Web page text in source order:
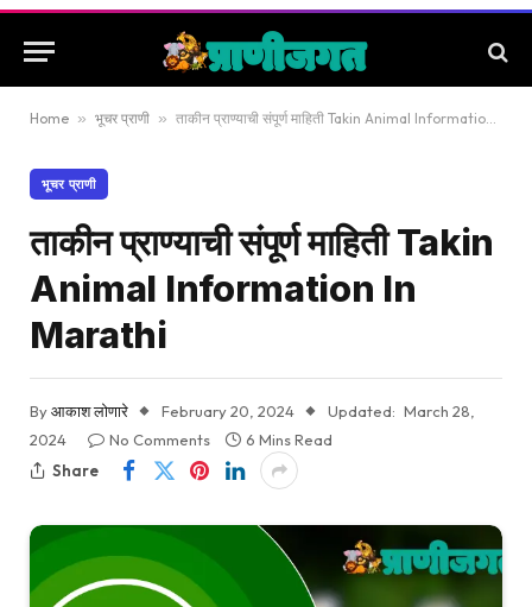
Home » भूचर प्राणी » ताकीन प्राण्याची संपूर्ण माहिती Takin Animal Information In Marathi
भूचर प्राणी
ताकीन प्राण्याची संपूर्ण माहिती Takin
Animal Information In
Marathi
Byआकाश लोणारे February 20, 2024 Updated: March 28,
2024
No Comments
6 Mins Read
Share